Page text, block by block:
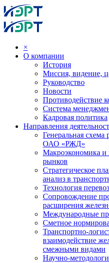
×
О компании
История
Миссия, видение,
Руководство
Новости
Противодействие
Система
Кадровая политика
Направления
Генеральная схема
ОАО «РЖД»
Макроэкономика
рынков
Стратегическое
анализ в
Технология
Сопровождение
расширения
Международные
Сметное
Транспортно-
взаимодействие
смежными видами
Научно-